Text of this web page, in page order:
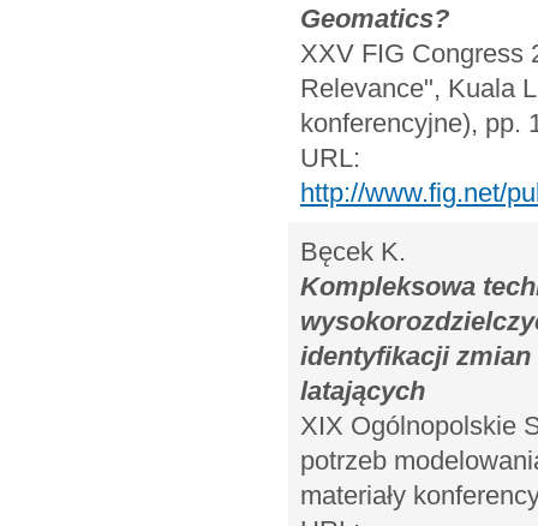
Geomatics?
XXV FIG Congress
Relevance", Kuala
konferencyjne), pp.
URL:
http://www.fig.net/
Bęcek K.
Kompleksowa
identyfikacji zmian
latających
XIX Ogólnopolskie
potrzeb
materiały